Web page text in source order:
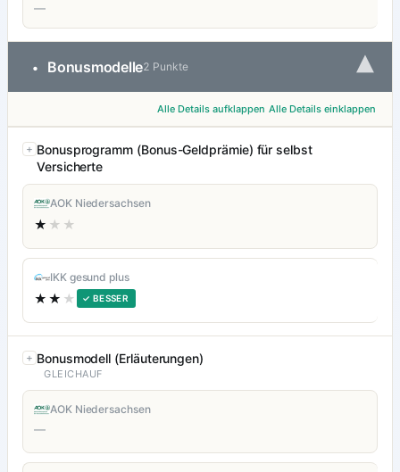
—
• Bonusmodelle2 Punkte ▾
Alle Details aufklappen Alle Details einklappen
Bonusprogramm (Bonus-Geldprämie) für selbst
Versicherte
AOK Niedersachsen
★ ★★
IKK gesund plus
★★ ★ ✓ BESSER
Bonusmodell (Erläuterungen)
GLEICHAUF
AOK Niedersachsen
—